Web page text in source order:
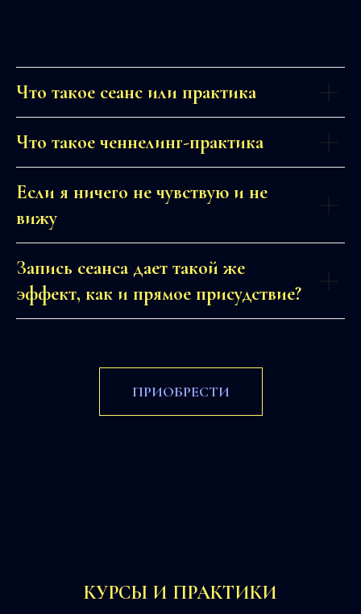
Что такое сеанс или практика
Что такое ченнелинг-практика
Если я ничего не чувствую и не
вижу
Запись сеанса дает такой же
эффект, как и прямое присудствие?
ПРИОБРЕСТИ
КУРСЫ И ПРАКТИКИ